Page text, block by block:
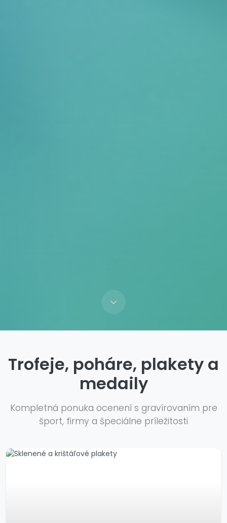
Trofeje, poháre, plakety a
medaily
Kompletná ponuka ocenení s gravírovaním pre
šport, firmy a špeciálne príležitosti